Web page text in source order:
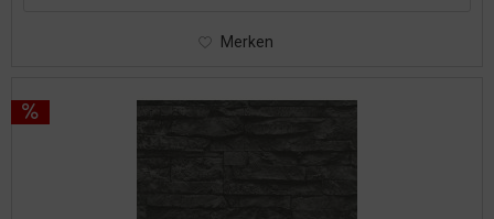
Merken